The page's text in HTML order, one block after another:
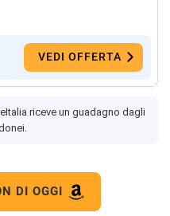
VEDI OFFERTA
riceve un guadagno dagli
DI OGGI